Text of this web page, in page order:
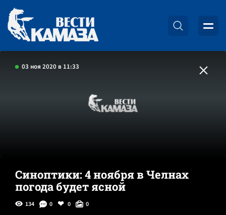
03 ноя 2020 в 11:33
Синоптики: 4 ноября в Челнах
погода будет ясной
134 0 0 0